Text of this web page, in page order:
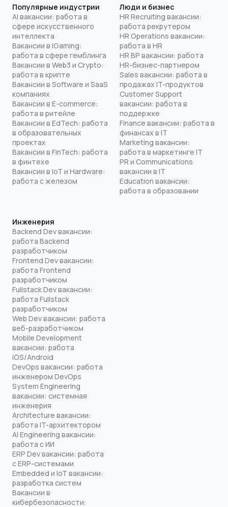
Популярные индустрии
AI вакансии: работа в
сфере искусственного
интеллекта
Вакансии в iGaming:
работа в сфере гемблинга
Вакансии в Web3 и Crypto:
работа в крипте
Вакансии в Software и SaaS
компаниях
Вакансии в E-commerce:
работа в ритейле
Вакансии в EdTech: работа
в образовательных
проектах
Вакансии в FinTech: работа
в финтехе
Вакансии в IoT и Hardware:
работа с железом
Люди и бизнес
HR Recruiting вакансии:
работа рекрутером
HR Operations вакансии:
работа в HR
HR BP вакансии: работа
HR-бизнес-партнером
Sales вакансии: работа в
продажах IT-продуктов
Customer Support
вакансии: работа в
поддержке
Finance вакансии: работа в
финансах в IT
Marketing вакансии:
работа в маркетинге IT
PR и Communications
вакансии в IT
Education вакансии:
работа в образовании
Инженерия
Backend Dev вакансии:
работа Backend
разработчиком
Frontend Dev вакансии:
работа Frontend
разработчиком
Fullstack Dev вакансии:
работа Fullstack
разработчиком
Web Dev вакансии: работа
веб-разработчиком
Mobile Development
вакансии: работа
iOS/Android
DevOps вакансии: работа
инженером DevOps
System Engineering
вакансии: системная
инженерия
Architecture вакансии:
работа IT-архитектором
AI Engineering вакансии:
работа с ИИ
ERP Dev вакансии: работа
с ERP-системами
Embedded и IoT вакансии:
разработка систем
Вакансии в
кибербезопасности: